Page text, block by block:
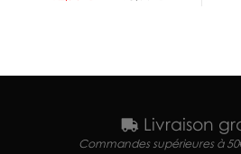
Livraison
Commandes supérieures à